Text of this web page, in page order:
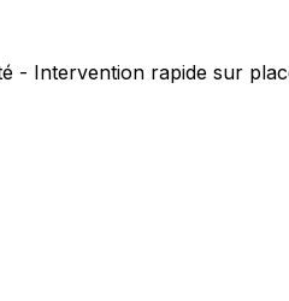
- Intervention rapide sur